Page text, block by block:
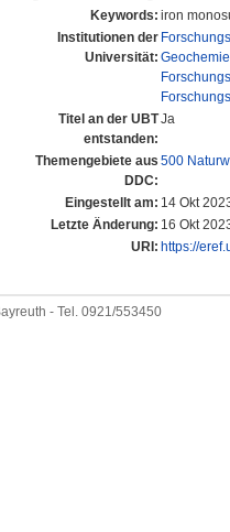
Keywords: iron
Institutionen der
Universität:
Titel an der UBT
entstanden:
Ja
Themengebiete aus
DDC:
500
Eingestellt am: 14 Okt
Letzte Änderung: 16 Okt
URI: https://
- Tel. 0921/553450